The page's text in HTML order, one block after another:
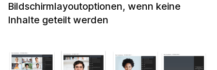
Bildschirmlayoutoptionen, wenn keine
Inhalte geteilt werden